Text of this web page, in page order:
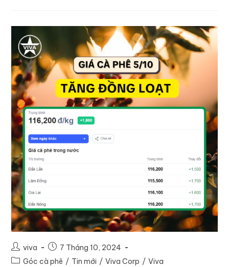
viva
7 Tháng 10, 2024
Góc cà phê / Tin mới / Viva Corp / Viva